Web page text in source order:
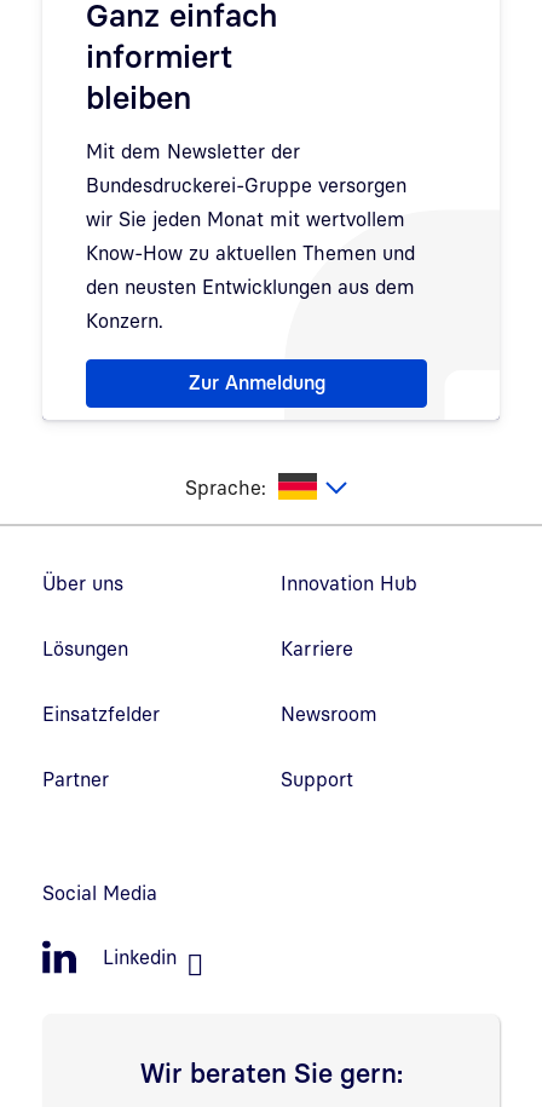
Ganz einfach
informiert
bleiben
Mit dem Newsletter der
Bundesdruckerei-Gruppe versorgen
wir Sie jeden Monat mit wertvollem
Know-How zu aktuellen Themen und
den neusten Entwicklungen aus dem
Konzern.
Hinweis: Dialog zur Newsletter-Anmeldung wurde
Zur Anmeldung
Sprache:
Über uns
Lösungen
Einsatzfelder
Partner
Innovation Hub
Karriere
Newsroom
Support
Social Media
Linkedin
Wir beraten Sie gern: